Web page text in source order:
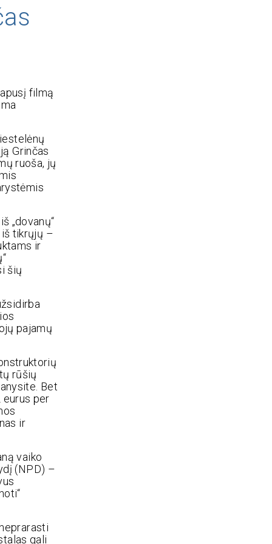
filmą
Grinčas
ruoša, jų
„dovanų“
iš tikrųjų –
ir
šių
pajamų
rūšių
Bet
per
ir
vaiko
(NPD) –
gali